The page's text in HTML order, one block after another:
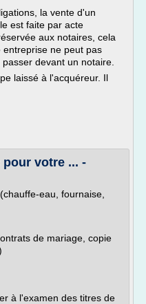
la vente d'un
est faite par acte
aux notaires, cela
ne peut pas
devant un notaire.
laissé à l'acquéreur. Il
votre ... -
eau, fournaise,
de mariage, copie
à l'examen des titres de